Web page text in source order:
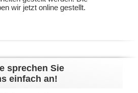
wir jetzt online gestellt.
sprechen Sie
einfach an!